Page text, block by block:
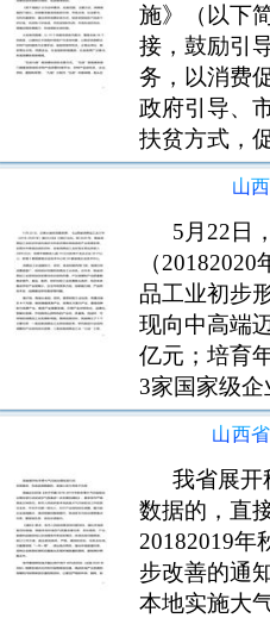
施》（以下
接，鼓励引
务，以消费
政府引导、
扶贫方式，
民买到好东
长效机制。
化政策支持
方面
山
5月22日
（
品工业初步
现向中高端
亿元；培育
3家国家级
涵盖轻工、
构相对完整
快发展与优
山西
我省展开
数据的，直
20182019年
步改善的通
本地实施大